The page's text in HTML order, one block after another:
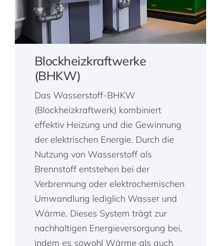
Blockheizkraftwerke
(BHKW)
Das Wasserstoff-BHKW
(Blockheizkraftwerk) kombiniert
effektiv Heizung und die Gewinnung
der elektrischen Energie. Durch die
Nutzung von Wasserstoff als
Brennstoff entstehen bei der
Verbrennung oder elektrochemischen
Umwandlung lediglich Wasser und
Wärme. Dieses System trägt zur
nachhaltigen Energieversorgung bei,
indem es sowohl Wärme als auch